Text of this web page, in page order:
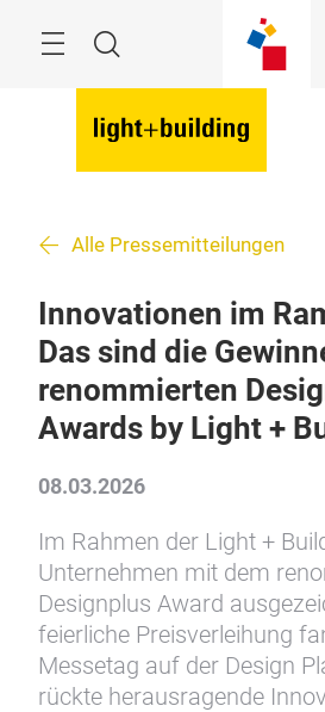
Suche
Alle Pressemitteilungen
Innovationen im
Das sind die
renommierten
Awards by Light +
08.03.2026
Im Rahmen der Light +
Unternehmen mit dem
Designplus Award
feierliche Preisverleihung
Messetag auf der Design
rückte herausragende